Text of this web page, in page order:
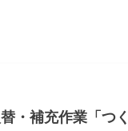
・補充作業「つ